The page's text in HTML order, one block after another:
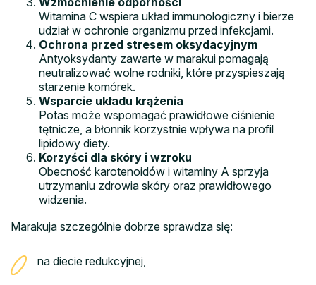
Witamina C wspiera układ immunologiczny i bierze
udział w ochronie organizmu przed infekcjami.
Ochrona przed stresem oksydacyjnym
Antyoksydanty zawarte w marakui pomagają
neutralizować wolne rodniki, które przyspieszają
starzenie komórek.
Wsparcie układu krążenia
Potas może wspomagać prawidłowe ciśnienie
tętnicze, a błonnik korzystnie wpływa na profil
lipidowy diety.
Korzyści dla skóry i wzroku
Obecność karotenoidów i witaminy A sprzyja
utrzymaniu zdrowia skóry oraz prawidłowego
widzenia.
Marakuja szczególnie dobrze sprawdza się:
na diecie redukcyjnej,